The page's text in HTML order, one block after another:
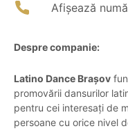
Afișează
Despre companie:
Latino Dance Brașov
promovării dansurilor
pentru cei interesați de
persoane cu orice nivel